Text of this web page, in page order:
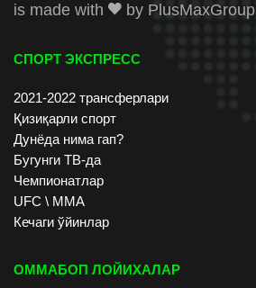
is made with
by PlusMaxGroup
СПОРТ ЭКСПРЕСС
2021-2022 трансферлари
Қизиқарли спорт
Дунёда нима гап?
Бугунги ТВ-да
Чемпионатлар
UFC \ ММА
Кечаги ўйинлар
ОММАБОП ЛОЙИХАЛАР